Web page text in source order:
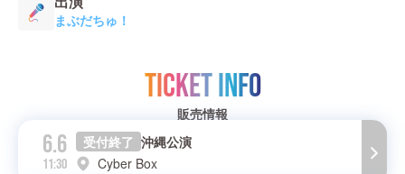
まぶだちゅ！
TICKET INFO
販売情報
6.6
11:30
受付終了 沖縄公演
Cyber Box